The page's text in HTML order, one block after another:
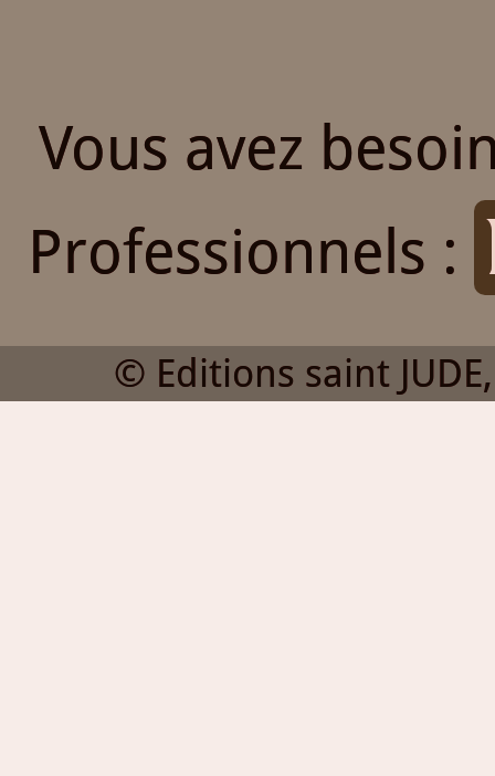
Vous avez
Professionnels :
© Editions saint